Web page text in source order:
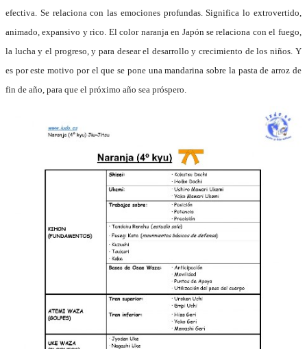
efectiva. Se relaciona con las emociones profundas.Significa lo extrovertido,
animado, expansivo y rico. El color naranjaen Japón se relaciona con el fuego,
la lucha y el progreso, y para desear el desarrollo y crecimiento de los niños. Y
es por este motivo por el que se pone una mandarina sobre la pasta de arroz de
fin de año, para que el próximo año sea próspero.